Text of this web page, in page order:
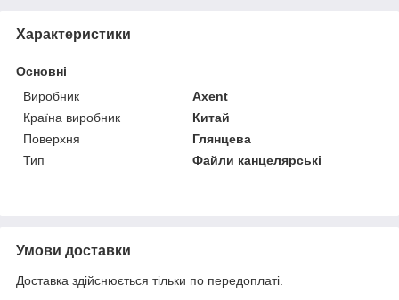
Характеристики
Основні
Виробник
Axent
Країна виробник
Китай
Поверхня
Глянцева
Тип
Файли канцелярські
Умови доставки
Доставка здійснюється тільки по передоплаті.